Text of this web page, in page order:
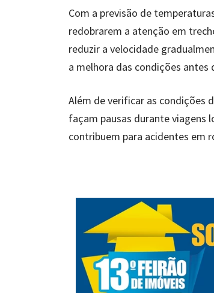
Com a previsão de
redobrarem a atenção em
reduzir a velocidade
a melhora das condições antes
Além de verificar as condições
façam pausas durante viagens
contribuem para acidentes em